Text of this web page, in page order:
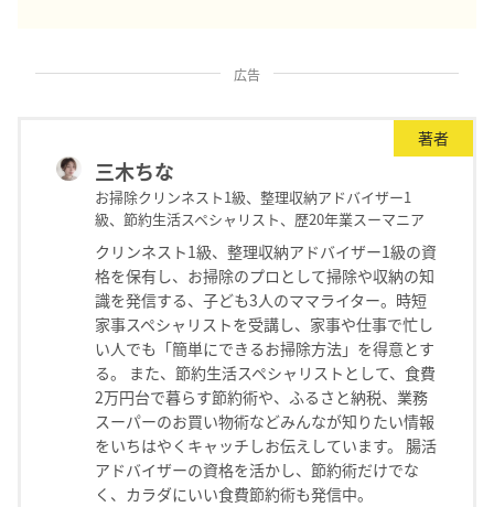
広告
著者
三木ちな
お掃除クリンネスト1級、整理収納アドバイザー1
級、節約生活スペシャリスト、歴20年業スーマニア
クリンネスト1級、整理収納アドバイザー1級の資
格を保有し、お掃除のプロとして掃除や収納の知
識を発信する、子ども3人のママライター。時短
家事スペシャリストを受講し、家事や仕事で忙し
い人でも「簡単にできるお掃除方法」を得意とす
る。 また、節約生活スペシャリストとして、食費
2万円台で暮らす節約術や、ふるさと納税、業務
スーパーのお買い物術などみんなが知りたい情報
をいちはやくキャッチしお伝えしています。 腸活
アドバイザーの資格を活かし、節約術だけでな
く、カラダにいい食費節約術も発信中。